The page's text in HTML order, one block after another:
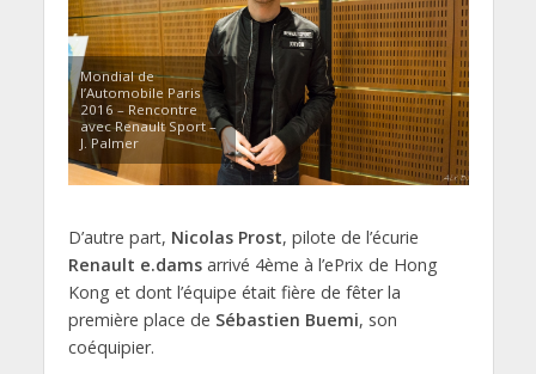
Mondial de
l’Automobile Paris
2016 – Rencontre
avec Renault Sport –
J. Palmer
D’autre part, Nicolas Prost, pilote de l’écurie
Renault e.damsarrivé 4ème à l’ePrix de Hong
Kong et dont l’équipe était fière de fêter la
première place de Sébastien Buemi, son
coéquipier.